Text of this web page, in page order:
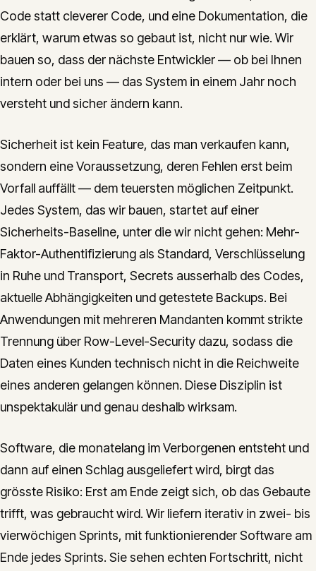
Code statt cleverer Code, und eine Dokumentation, die
erklärt, warum etwas so gebaut ist, nicht nur wie. Wir
bauen so, dass der nächste Entwickler — ob bei Ihnen
intern oder bei uns — das System in einem Jahr noch
versteht und sicher ändern kann.
Sicherheit ist kein Feature, das man verkaufen kann,
sondern eine Voraussetzung, deren Fehlen erst beim
Vorfall auffällt — dem teuersten möglichen Zeitpunkt.
Jedes System, das wir bauen, startet auf einer
Sicherheits-Baseline, unter die wir nicht gehen: Mehr-
Faktor-Authentifizierung als Standard, Verschlüsselung
in Ruhe und Transport, Secrets ausserhalb des Codes,
aktuelle Abhängigkeiten und getestete Backups. Bei
Anwendungen mit mehreren Mandanten kommt strikte
Trennung über Row-Level-Security dazu, sodass die
Daten eines Kunden technisch nicht in die Reichweite
eines anderen gelangen können. Diese Disziplin ist
unspektakulär und genau deshalb wirksam.
Software, die monatelang im Verborgenen entsteht und
dann auf einen Schlag ausgeliefert wird, birgt das
grösste Risiko: Erst am Ende zeigt sich, ob das Gebaute
trifft, was gebraucht wird. Wir liefern iterativ in zwei- bis
vierwöchigen Sprints, mit funktionierender Software am
Ende jedes Sprints. Sie sehen echten Fortschritt, nicht